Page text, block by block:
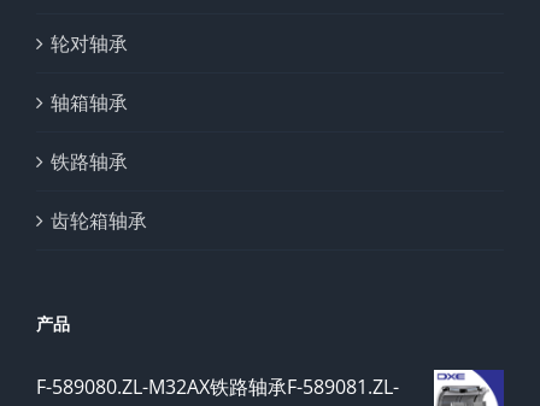
轮对轴承
轴箱轴承
铁路轴承
齿轮箱轴承
产品
F-589080.ZL-M32AX铁路轴承F-589081.ZL-